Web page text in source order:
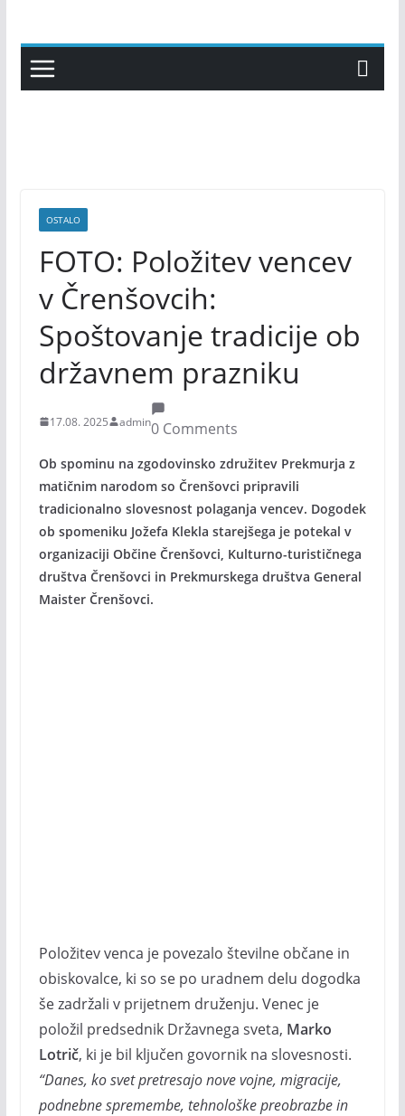
content
OSTALO
FOTO: Položitev vencev
v Črenšovcih:
Spoštovanje tradicije ob
državnem prazniku
17.08. 2025 admin0 Comments
Ob spominu na zgodovinsko združitev Prekmurja z
matičnim narodom so Črenšovci pripravili
tradicionalno slovesnost polaganja vencev. Dogodek
ob spomeniku Jožefa Klekla starejšega je potekal v
organizaciji Občine Črenšovci, Kulturno-turističnega
društva Črenšovci in Prekmurskega društva General
Maister Črenšovci.
Položitev venca je povezalo številne občane in
obiskovalce, ki so se po uradnem delu dogodka
še zadržali v prijetnem druženju. Venec je
položil predsednik Državnega sveta, Marko
Lotrič, ki je bil ključen govornik na slovesnosti.
“Danes, ko svet pretresajo nove vojne, migracije,
podnebne spremembe, tehnološke preobrazbe in